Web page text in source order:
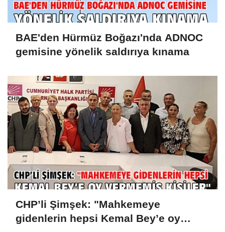
BAE'den Hürmüz Boğazı'nda ADNOC
gemisine yönelik saldırıya kınama
CHP’li Şimşek: "Mahkemeye
gidenlerin hepsi Kemal Bey’e oy